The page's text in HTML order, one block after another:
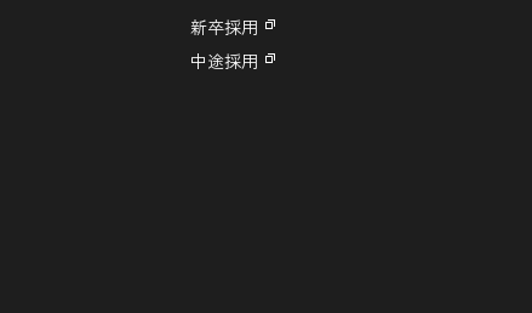
新卒採用
中途採用